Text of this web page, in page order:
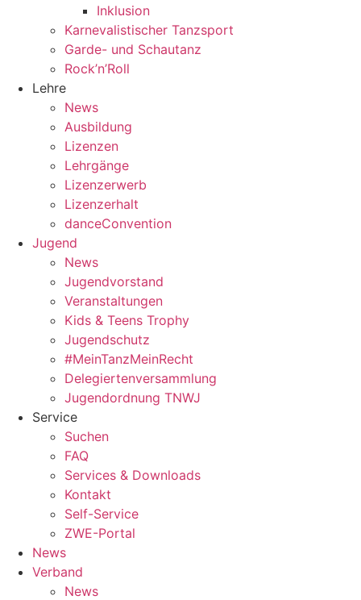
Inklusion
Karnevalistischer Tanzsport
Garde- und Schautanz
Rock’n’Roll
Lehre
News
Ausbildung
Lizenzen
Lehrgänge
Lizenzerwerb
Lizenzerhalt
danceConvention
Jugend
News
Jugendvorstand
Veranstaltungen
Kids & Teens Trophy
Jugendschutz
#MeinTanzMeinRecht
Delegiertenversammlung
Jugendordnung TNWJ
Service
Suchen
FAQ
Services & Downloads
Kontakt
Self-Service
ZWE-Portal
News
Verband
News